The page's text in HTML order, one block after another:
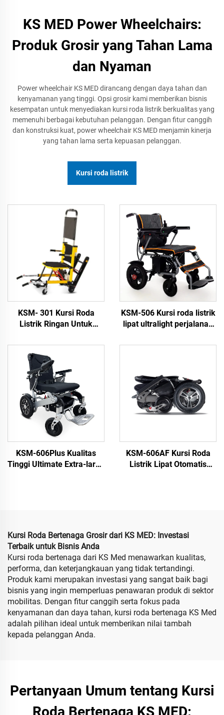
KS MED Power Wheelchairs:
Produk Grosir yang Tahan Lama
dan Nyaman
Power wheelchair KS MED dirancang dengan daya tahan dan
kenyamanan yang tinggi. Opsi grosir kami memberikan bisnis
kesempatan untuk menyediakan kursi roda listrik berkualitas yang
memenuhi berbagai kebutuhan pelanggan. Dengan fitur canggih
dan konstruksi kuat, power wheelchair KS MED menjamin kinerja
yang tahan lama serta kepuasan pelanggan.
Kursi roda listrik
KSM- 301 Kursi Roda
Listrik Ringan Untuk
Roda untuk Tangga, Kursi
Roda Listrik Pendaki
Tangga
KSM-506 Kursi roda listrik
lipat ultralight perjalanan
harga lebih murah
KSM-606Plus Kualitas
Tinggi Ultimate Extra-large
KSM-606AF Kursi Roda
Listrik Lipat Otomatis
Jauh
Kursi Roda Bertenaga Grosir dari KS MED: Investasi
Terbaik untuk Bisnis Anda
Kursi roda bertenaga dari KS Med menawarkan kualitas,
performa, dan keterjangkauan yang tidak tertandingi.
Produk kami merupakan investasi yang sangat baik bagi
bisnis yang ingin memperluas penawaran produk di sektor
mobilitas. Dengan fitur canggih serta fokus pada
kenyamanan dan daya tahan, kursi roda bertenaga KS Med
adalah pilihan ideal untuk memberikan nilai tambah
kepada pelanggan Anda.
Pertanyaan Umum tentang Kursi